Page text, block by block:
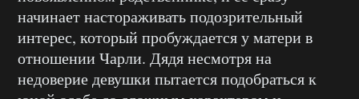
начинает настораживать подозрительный
интерес, который пробуждается у матери в
отношении Чарли. Дядя несмотря на
недоверие девушки пытается подобраться к